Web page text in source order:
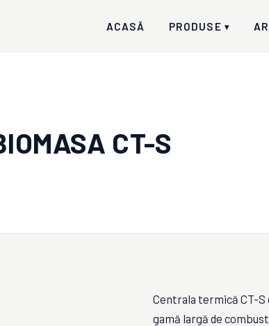
ACASĂ PRODUSE ▾
CT-S
Centrala termică CT-S
gamă largă de